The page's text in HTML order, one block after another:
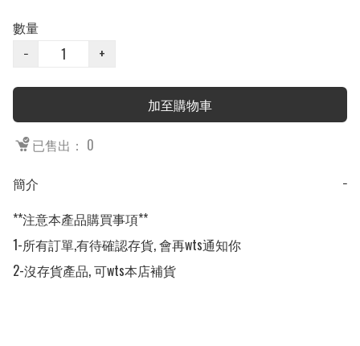
數量
−
+
加至購物車
已售出： 0
簡介
−
**注意本產品購買事項**
1-所有訂單,有待確認存貨, 會再wts通知你
2-沒存貨產品, 可wts本店補貨